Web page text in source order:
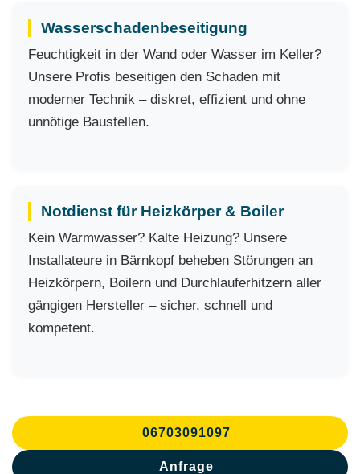
Wasserschadenbeseitigung
Feuchtigkeit in der Wand oder Wasser im Keller?
Unsere Profis beseitigen den Schaden mit
moderner Technik – diskret, effizient und ohne
unnötige Baustellen.
Notdienst für Heizkörper & Boiler
Kein Warmwasser? Kalte Heizung? Unsere
Installateure in Bärnkopf beheben Störungen an
Heizkörpern, Boilern und Durchlauferhitzern aller
gängigen Hersteller – sicher, schnell und
kompetent.
06703091097
Anfrage